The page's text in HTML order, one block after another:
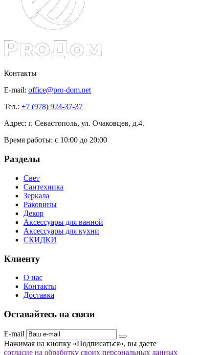
Контакты
E-mail: office@pro-dom.net
Тел.: +7 (978) 924-37-37
Адрес: г. Севастополь, ул. Очаковцев, д.4.
Время работы: с 10:00 до 20:00
Разделы
Свет
Сантехника
Зеркала
Раковины
Декор
Аксессуары для ванной
Аксессуары для кухни
СКИДКИ
Клиенту
О нас
Контакты
Доставка
Оставайтесь на связи
E-mail
Нажимая на кнопку «Подписаться», вы даете
согласие на обработку своих персональных данных